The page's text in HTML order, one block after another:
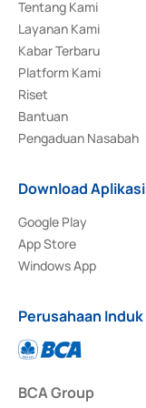
Tentang Kami
Layanan Kami
Kabar Terbaru
Platform Kami
Riset
Bantuan
Pengaduan Nasabah
Download Aplikasi
Google Play
App Store
Windows App
Perusahaan Induk
BCA Group